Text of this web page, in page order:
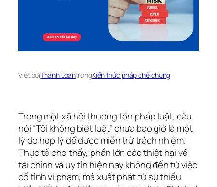
Viết bởiThanh LoantrongKiến thức pháp chế chung
Trong một xã hội thượng tôn pháp luật, câu
nói “Tôi không biết luật” chưa bao giờ là một
lý do hợp lý để được miễn trừ trách nhiệm.
Thực tế cho thấy, phần lớn các thiệt hại về
tài chính và uy tín hiện nay không đến từ việc
cố tình vi phạm, mà xuất phát từ sự thiếu